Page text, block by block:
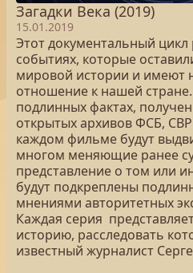
Загадки Века (2019)
15.01.2019
Этот документальный цикл
событиях, которые
мировой истории и имеют
отношение к нашей
подлинных фактах,
открытых архивов ФСБ,
каждом фильме будут
многом меняющие ранее
представление о том или
будут подкреплены
мнениями авторитетных
Каждая серия
историю, расследовать
известный журналист